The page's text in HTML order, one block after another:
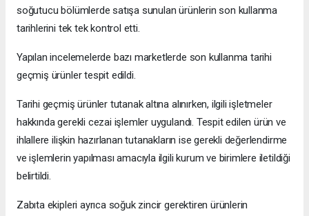
soğutucu bölümlerde satışa sunulan ürünlerin son kullanma
tarihlerini tek tek kontrol etti.
Yapılan incelemelerde bazı marketlerde son kullanma tarihi
geçmiş ürünler tespit edildi.
Tarihi geçmiş ürünler tutanak altına alınırken, ilgili işletmeler
hakkında gerekli cezai işlemler uygulandı. Tespit edilen ürün ve
ihlallere ilişkin hazırlanan tutanakların ise gerekli değerlendirme
ve işlemlerin yapılması amacıyla ilgili kurum ve birimlere iletildiği
belirtildi.
Zabıta ekipleri ayrıca soğuk zincir gerektiren ürünlerin